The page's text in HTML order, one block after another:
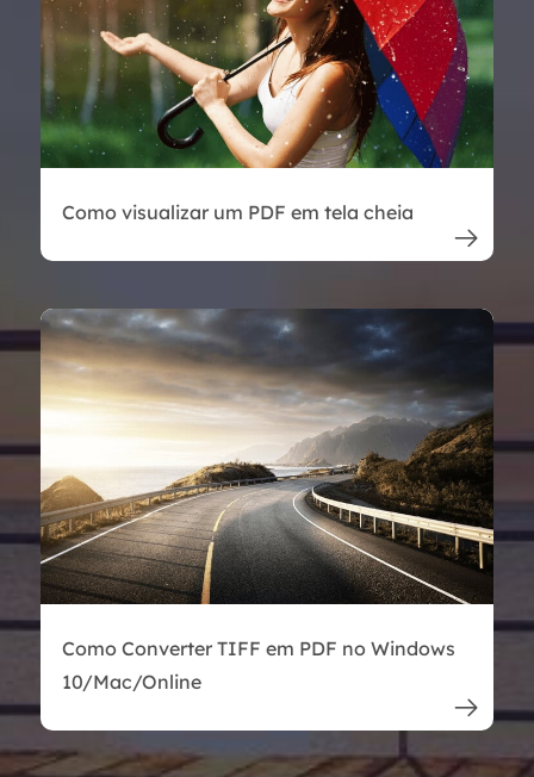
Como visualizar um PDF em tela cheia

Como Converter TIFF em PDF no Windows
10/Mac/Online
